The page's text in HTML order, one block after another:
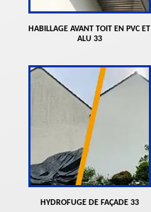
HABILLAGE AVANT TOIT EN PVC ET
ALU 33
HYDROFUGE DE FAÇADE 33